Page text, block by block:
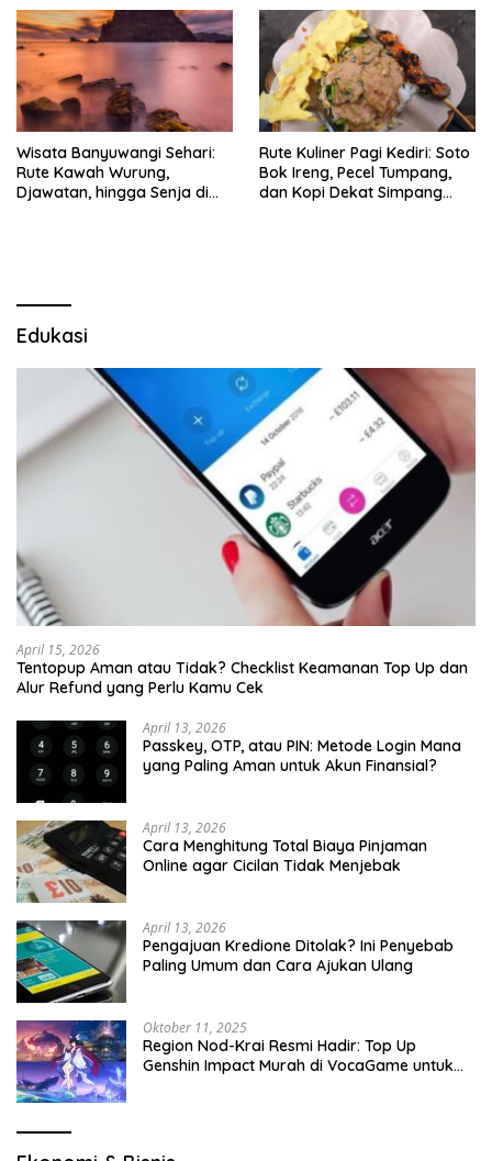
Wisata Banyuwangi Sehari:
Rute Kawah Wurung,
Djawatan, hingga Senja di
Rute Kuliner Pagi Kediri: Soto
Bok Ireng, Pecel Tumpang,
dan Kopi Dekat Simpang
Edukasi
April 15, 2026
Tentopup Aman atau Tidak? Checklist Keamanan Top Up dan
Alur Refund yang Perlu Kamu Cek
April 13, 2026
Passkey, OTP, atau PIN: Metode Login Mana
yang Paling Aman untuk Akun Finansial?
April 13, 2026
Cara Menghitung Total Biaya Pinjaman
Online agar Cicilan Tidak Menjebak
April 13, 2026
Pengajuan Kredione Ditolak? Ini Penyebab
Paling Umum dan Cara Ajukan Ulang
Oktober 11, 2025
Region Nod-Krai Resmi Hadir: Top Up
Genshin Impact Murah di VocaGame untuk